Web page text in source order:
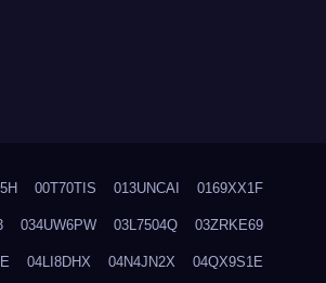
00T70TIS 013UNCAI 0169XX1F
034UW6PW 03L7504Q 03ZRKE69
04LI8DHX 04N4JN2X 04QX9S1E